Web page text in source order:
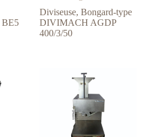
BE5
Diviseuse, Bongard-type
DIVIMACH AGDP
400/3/50